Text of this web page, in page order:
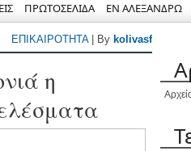
ΠΡΩΤΟΣΕΛΙΔΑ ΕΝ ΑΛΕΞΑΝΔΡΩ
ΕΠΙΚΑΙΡΟΤΗΤΑ| By kolivasf
η